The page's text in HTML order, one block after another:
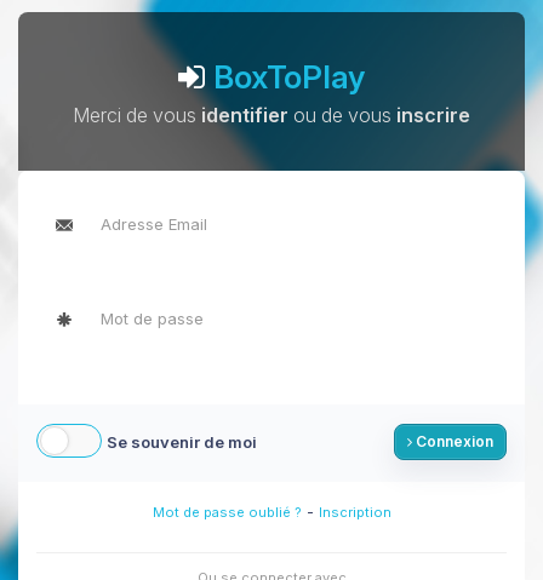
BoxToPlay
Merci de vous identifier ou de vous inscrire
Se souvenir de moi Connexion
Mot de passe oublié ? - Inscription